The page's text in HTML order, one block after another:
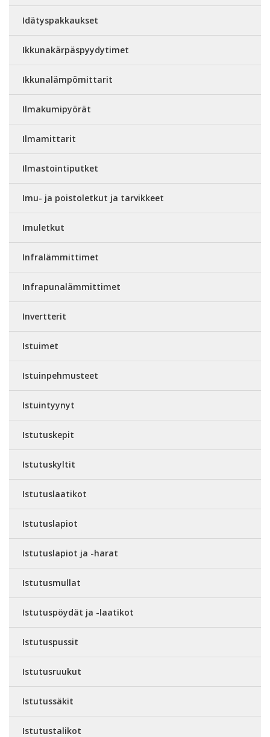
Idätyspakkaukset
Ikkunakärpäspyydytimet
Ikkunalämpömittarit
Ilmakumipyörät
Ilmamittarit
Ilmastointiputket
Imu- ja poistoletkut ja tarvikkeet
Imuletkut
Infralämmittimet
Infrapunalämmittimet
Invertterit
Istuimet
Istuinpehmusteet
Istuintyynyt
Istutuskepit
Istutuskyltit
Istutuslaatikot
Istutuslapiot
Istutuslapiot ja -harat
Istutusmullat
Istutuspöydät ja -laatikot
Istutuspussit
Istutusruukut
Istutussäkit
Istutustalikot